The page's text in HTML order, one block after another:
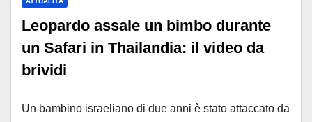
Leopardo assale un bimbo durante
un Safari in Thailandia: il video da
brividi
Un bambino israeliano di due anni è stato attaccato da